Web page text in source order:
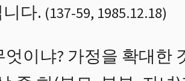
다. (137-59, 1985.12.18)
엇이냐? 가정을 확대한